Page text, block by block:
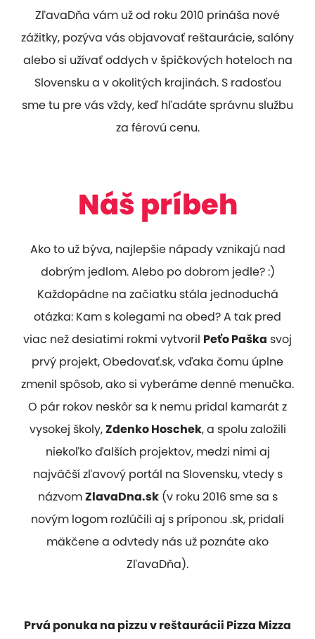
ZľavaDňa vám už od roku 2010 prináša nové
zážitky, pozýva vás objavovať reštaurácie, salóny
alebo si užívať oddych v špičkových hoteloch na
Slovensku a v okolitých krajinách. S radosťou
sme tu pre vás vždy, keď hľadáte správnu službu
za férovú cenu.
Náš príbeh
Ako to už býva, najlepšie nápady vznikajú nad
dobrým jedlom. Alebo po dobrom jedle? :)
Každopádne na začiatku stála jednoduchá
otázka: Kam s kolegami na obed? A tak pred
viac než desiatimi rokmi vytvoril Peťo Paška svoj
prvý projekt, Obedovať.sk, vďaka čomu úplne
zmenil spôsob, ako si vyberáme denné menučka.
O pár rokov neskôr sa k nemu pridal kamarát z
vysokej školy,Zdenko Hoschek, a spolu založili
niekoľko ďalších projektov, medzi nimi aj
najväčší zľavový portál na Slovensku, vtedy s
názvomZlavaDna.sk(v roku 2016 sme sa s
novým logom rozlúčili aj s príponou .sk, pridali
mäkčene a odvtedy nás už poznáte ako
ZľavaDňa).
Prvá ponuka na pizzu v reštaurácii Pizza Mizza